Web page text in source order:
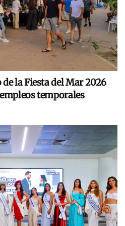
la Fiesta del Mar 2026
temporales